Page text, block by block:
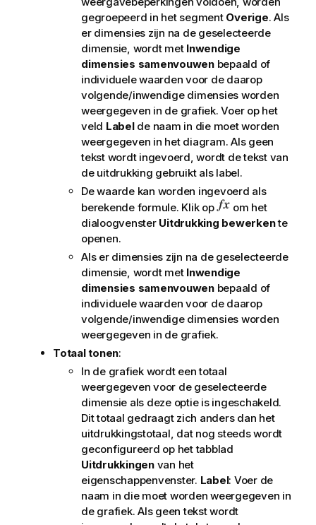
gegroepeerd in het segment Overige. Als
er dimensies zijn na de geselecteerde
dimensie, wordt met Inwendige
dimensies samenvouwenbepaald of
individuele waarden voor de daarop
volgende/inwendige dimensies worden
weergegeven in de grafiek. Voer op het
veld Labelde naam in die moet worden
weergegeven in het diagram. Als geen
tekst wordt ingevoerd, wordt de tekst van
de uitdrukking gebruikt als label.
De waarde kan worden ingevoerd als
berekende formule. Klik op
om het
dialoogvenster Uitdrukking bewerkente
openen.
Als er dimensies zijn na de geselecteerde
dimensie, wordt met Inwendige
dimensies samenvouwenbepaald of
individuele waarden voor de daarop
volgende/inwendige dimensies worden
weergegeven in de grafiek.
Totaal tonen:
In de grafiek wordt een totaal
weergegeven voor de geselecteerde
dimensie als deze optie is ingeschakeld.
Dit totaal gedraagt zich anders dan het
uitdrukkingstotaal, dat nog steeds wordt
geconfigureerd op het tabblad
Uitdrukkingen van het
eigenschappenvenster. Label: Voer de
naam in die moet worden weergegeven in
de grafiek. Als geen tekst wordt